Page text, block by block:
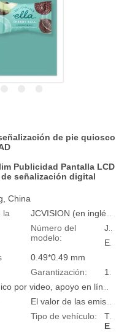
de pie quiosco
Publicidad Pantalla LCD
señalización digital
China
la
JCVISION (en inglés)
Número del
modelo:
JC-DS-W49WM
En el interior
0.49*0.49 mm
Garantización:
1 año
Apoyo técnico por video, apoyo en línea
El valor de las emisiones de gases de efecto invernadero se calculará en función de las emisiones de gases de efecto invernadero.
Tipo de vehículo:
TFT (también conocido como TFT)
Especificación: